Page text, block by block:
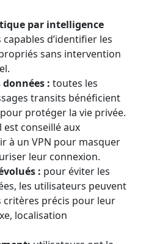
par intelligence
capables d’identifier les
sans intervention
données : toutes les
transits bénéficient
protéger la vie privée.
est conseillé aux
à un VPN pour masquer
leur connexion.
: pour éviter les
les utilisateurs peuvent
précis pour leur
localisation